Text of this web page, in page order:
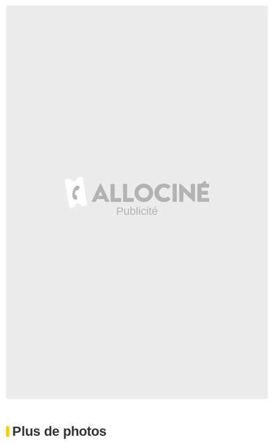
Plus de photos